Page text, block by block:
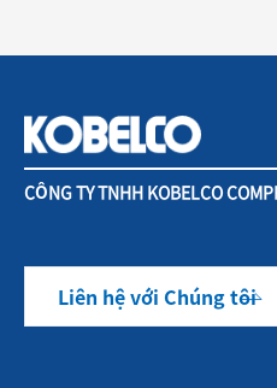
CÔNG TY TNHH KOBELCO
Liên hệ với Chúng tôi